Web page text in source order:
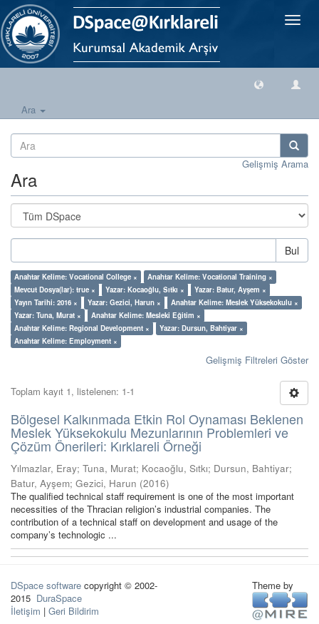
Geçiş
Ara
Gelişmiş Arama
Ara
Bul
Anahtar Kelime: Vocational College ×
Anahtar Kelime: Vocational Training ×
Mevcut Dosya(lar): true ×
Yazar: Kocaoğlu, Sıtkı ×
Yazar: Batur, Ayşem ×
Yayın Tarihi: 2016 ×
Yazar: Gezici, Harun ×
Anahtar Kelime: Meslek Yüksekokulu ×
Yazar: Tuna, Murat ×
Anahtar Kelime: Mesleki Eğitim ×
Anahtar Kelime: Regional Development ×
Yazar: Dursun, Bahtiyar ×
Anahtar Kelime: Employment ×
Gelişmiş Filtreleri Göster
Toplam kayıt 1, listelenen: 1-1
Bölgesel Kalkınmada Etkin Rol Oynaması Beklenen
Meslek Yüksekokulu Mezunlarının Problemleri ve
Çözüm Önerileri: Kırklareli Örneği
Yılmazlar, Eray; Tuna, Murat; Kocaoğlu, Sıtkı; Dursun, Bahtiyar;
Batur, Ayşem; Gezici, Harun (2016)
The qualified technical staff requirement is one of the most important
necessities of the Thracian religion’s industrial companies. The
contribution of a technical staff on development and usage of the
company’s technologic ...
DSpace software copyright © 2002-
2015 DuraSpace
İletişim | Geri Bildirim
Theme by